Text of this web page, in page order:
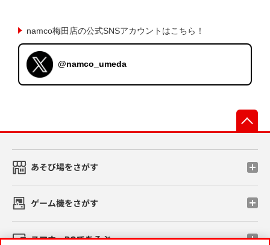
namco梅田店の公式SNSアカウントはこちら！
@namco_umeda
あそび場をさがす
ゲーム機をさがす
スマホ・PCであそぶ